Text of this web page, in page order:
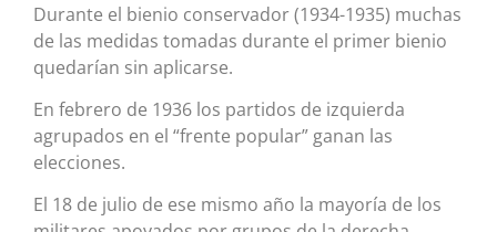
Durante el bienio conservador (1934-1935) muchas
de las medidas tomadas durante el primer bienio
quedarían sin aplicarse.
En febrero de 1936 los partidos de izquierda
agrupados en el “frente popular” ganan las
elecciones.
El 18 de julio de ese mismo año la mayoría de los